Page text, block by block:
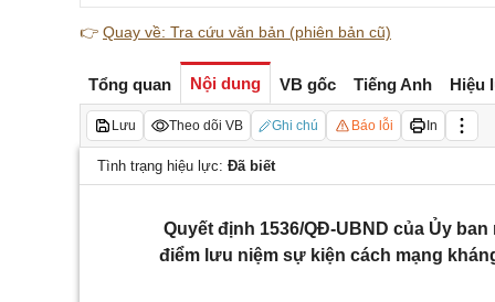
👉 Quay về: Tra cứu văn bản (phiên bản cũ)
Tổng quan Nội dung VB gốc Tiếng Anh Hiệu
Lưu Theo dõi VB Ghi chú Báo lỗi In
Tình trạng hiệu lực: Đã biết
Quyết định 1536/QĐ-UBND của Ủy
điểm lưu niệm sự kiện cách mạng